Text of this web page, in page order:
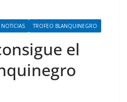
NOTICIAS TROFEO BLANQUINEGRO
el